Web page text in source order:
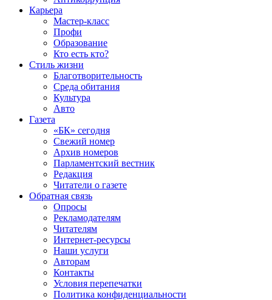
Карьера
Мастер-класс
Профи
Образование
Кто есть кто?
Стиль жизни
Благотворительность
Среда обитания
Культура
Авто
Газета
«БК» сегодня
Свежий номер
Архив номеров
Парламентский вестник
Редакция
Читатели о газете
Обратная связь
Опросы
Рекламодателям
Читателям
Интернет-ресурсы
Наши услуги
Авторам
Контакты
Условия перепечатки
Политика конфиденциальности